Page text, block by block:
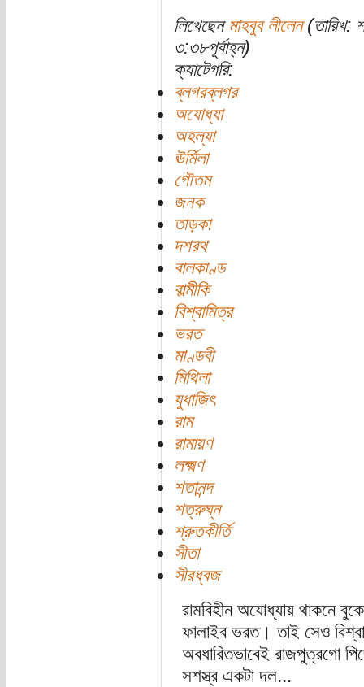
লিখেছেন মাহবুব লীলেন(তারিখ:
৩:৩৮পূর্বাহ্ন)
ক্যাটেগরি:
ব্লগরব্লগর
অযোধ্যা
অহল্যা
ঊর্মিলা
গৌতম
জনক
তাড়কা
দশরথ
বালকাণ্ড
বাল্মীকি
বিশ্বামিত্র
ভরত
মাণ্ডবী
মিথিলা
যুধাজিৎ
রাম
রামায়ণ
লক্ষ্মণ
শতানন্দ
শত্রুঘ্ন
শ্রুতকীর্তি
সীতা
সীরধ্বজ
রামবিহীন অযোধ্যায় থাকনে
ফালাইব ভরত। তাই সেও
অবধারিতভাবেই রাজপুত্রগো
সশস্ত্র একটা দল...